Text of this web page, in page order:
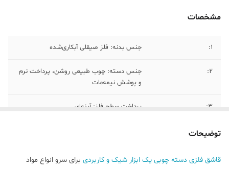
مشخصات
1: جنس بدنه: فلز صیقلی آبکاری‌شده
2:
جنس دسته: چوب طبیعی روشن، پرداخت نرم
و پوشش نیمه‌مات
۳: پرداخت سطح فلز: آینه‌ای
۴:
شیشه‌ای
توضیحات
قاشق فلزی دسته چوبی یک ابزار شیک و کاربردی برای سرو انواع مواد